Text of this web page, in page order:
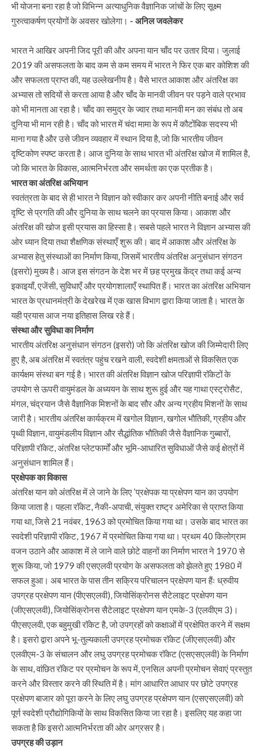
भी योजना बना रहा है जो विभिन्न अत्याधुनिक वैज्ञानिक जांचों के लिए सूक्ष्म
गुरुत्वाकर्षण प्रयोगों के अवसर खोलेगा। - अनिल जवलेकर
भारत ने आखिर अपनी जिद पूरी की और अपना यान चाँद पर उतार दिया। जुलाई
2019 की असफलता के बाद कम से कम समय में भारत ने फिर एक बार कोशिश की
और सफलता प्राप्त की, यह उल्लेखनीय है। वैसे भारत आकाश और अंतरिक्ष का
अभ्यास तो सदियों से करता आया है और चाँद के मानवी जीवन पर पड़ने वाले प्रभाव
को भी मानता आ रहा है। चाँद का समुद्र के ज्वार तथा मानवी मन का संबंध तो अब
दुनिया भी मान रही है। चाँद को भारत में चंदा मामा के रूप में कौटोंबिक सदस्य भी
माना गया है और उसे जीवन व्यवहार में स्थान दिया है, जो कि भारतीय जीवन
दृष्टिकोण स्पष्ट करता है। आज दुनिया के साथ भारत भी अंतरिक्ष खोज में शामिल है,
जो कि भारत के विकास, आत्मनिर्भरता और समर्थता का एक प्रतीक है।
भारत का अंतरिक्ष अभियान
स्वतंत्रता के बाद से ही भारत ने विज्ञान को स्वीकार कर अपनी नीति बनाई और सर्व
दृष्टि से प्रगति की और दुनिया के साथ चलने का प्रयास किया। आकाश और
अंतरिक्ष की खोज इसी प्रयास का हिस्सा है। सबसे पहले भारत ने विज्ञान अभ्यास की
ओर ध्यान दिया तथा शैक्षणिक संस्थाएँ शुरू की। बाद में आकाश और अंतरिक्ष के
अभ्यास हेतु संस्थाओं का निर्माण किया, जिसमें भारतीय अंतरिक्ष अनुसंधान संगठन
(इसरो) मुख्य है। आज इस संगठन के देश भर में छह प्रमुख केंद्र तथा कई अन्य
इकाइयाँ, एजेंसी, सुविधाएँ और प्रयोगशालाएँ स्थापित हैं। भारत का अंतरिक्ष अभियान
भारत के प्रधानमंत्री के देखरेख में एक खास विभाग द्वारा किया जाता है। भारत के
यही प्रयास आज नया इतिहास लिख रहे हैं।
संस्था और सुविधा का निर्माण
भारतीय अंतरिक्ष अनुसंधान संगठन (इसरो) जो कि अंतरिक्ष खोज की जिम्मेदारी लिए
हुए है, अब अंतरिक्ष में स्वतंत्र पहुंच रखने वाली, स्वदेशी क्षमताओं से विकसित एक
कार्यक्षम संस्था बन गई है। भारत की अंतरिक्ष विज्ञान खोज परिज्ञापी रॉकेटों के
उपयोग से ऊपरी वायुमंडल के अध्ययन के साथ शुरू हुई और यह गाथा एस्ट्रोसैट,
मंगल, चंद्रयान जैसे वैज्ञानिक मिशनों के बाद सौर और अन्य ग्रहीय मिशनों के साथ
जारी है। भारतीय अंतरिक्ष कार्यक्रम में खगोल विज्ञान, खगोल भौतिकी, ग्रहीय और
पृथ्वी विज्ञान, वायुमंडलीय विज्ञान और सैद्धांतिक भौतिकी जैसे वैज्ञानिक गुब्बारों,
परिज्ञापी रॉकेट, अंतरिक्ष प्लेटफार्मों और भूमि-आधारित सुविधाओं जैसे कई क्षेत्रों में
अनुसंधान शामिल हैं।
प्रक्षेपक का विकास
अंतरिक्ष यान को अंतरिक्ष में ले जाने के लिए ’प्रक्षेपक या प्रक्षेपण यान का उपयोग
किया जाता है। पहला रॉकेट, नैकी-अपाची, संयुक्त राष्ट्र अमेरिका से प्राप्त किया
गया था, जिसे 21 नवंबर, 1963 को प्रमोचित किया गया था। उसके बाद भारत का
स्वदेशी परिज्ञापी रॉकेट, 1967 में प्रमोचित किया गया था। प्रथम 40 किलोग्राम
वजन उठाने और आकाश में ले जाने वाले छोटे वाहनों का निर्माण भारत ने 1970 से
शुरू किया, जो 1979 की एसएलवी प्रयोग के असफलता को झेलते हुए 1980 में
सफल हुआ। अब भारत के पास तीन सक्रिय परिचालन प्रक्षेपण यान हैंः ध्रुवीय
उपग्रह प्रक्षेपण यान (पीएसएलवी), जियोसिंक्रोनस सैटेलाइट प्रक्षेपण यान
(जीएसएलवी), जियोसिंक्रोनस सैटेलाइट प्रक्षेपण यान एमके-3 (एलवीएम 3)।
पीएसएलवी, एक बहुमुखी रॉकेट है, जो उपग्रहों को कक्षाओं में प्रक्षेपित करने में सक्षम
है। इसरो द्वारा अपने भू-तुल्यकाली उपग्रह प्रमोचक रॉकेट (जीएसएलवी) और
एलवीएम-3 के संचालन और लघु उपग्रह प्रमोचक रॉकेट (एसएसएलवी) के निर्माण
के साथ, वांछित रॉकेट पर प्रमोचन के रूप में, एनसिल अपनी प्रमोचन सेवाएं प्रस्तुत
करने और विस्तार करने की स्थिति में है। मांग आधारित आधार पर छोटे उपग्रह
प्रक्षेपण बाजार को पूरा करने के लिए लघु उपग्रह प्रक्षेपण यान (एसएसएलवी) को
पूर्ण स्वदेशी प्रौद्योगिकियों के साथ विकसित किया जा रहा है। इसलिए यह कहा जा
सकता है कि इसरो आत्मनिर्भरता की ओर अग्रसर है।
उपग्रह की उड़ान